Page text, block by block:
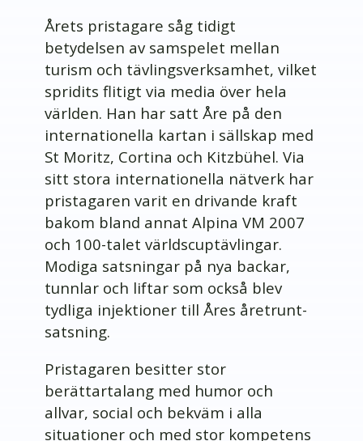
Årets pristagare såg tidigt
betydelsen av samspelet mellan
turism och tävlingsverksamhet, vilket
spridits flitigt via media över hela
världen. Han har satt Åre på den
internationella kartan i sällskap med
St Moritz, Cortina och Kitzbühel. Via
sitt stora internationella nätverk har
pristagaren varit en drivande kraft
bakom bland annat Alpina VM 2007
och 100-talet världscuptävlingar.
Modiga satsningar på nya backar,
tunnlar och liftar som också blev
tydliga injektioner till Åres åretrunt-
satsning.
Pristagaren besitter stor
berättartalang med humor och
allvar, social och bekväm i alla
situationer och med stor kompetens